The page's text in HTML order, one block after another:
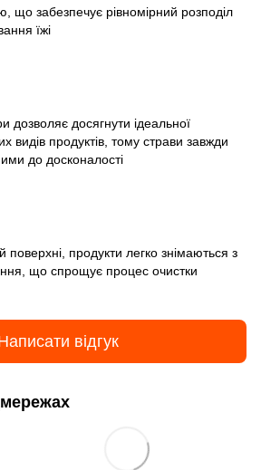
що забезпечує рівномірний розподіл
їжі
дозволяє досягнути ідеальної
видів продуктів, тому страви завжди
до досконалості
поверхні, продукти легко знімаються з
що спрощує процес очистки
відгук